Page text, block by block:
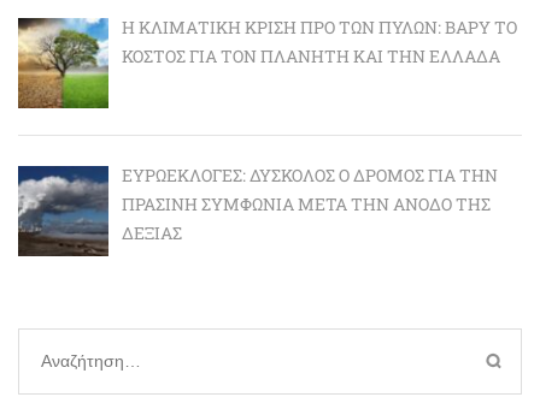
Η ΚΛΙΜΑΤΙΚΉ ΚΡΊΣΗ ΠΡΟ ΤΩΝ ΠΥΛΏΝ: BΑΡΎ ΤΟ
ΚΌΣΤΟΣ ΓΙΑ ΤΟΝ ΠΛΑΝΉΤΗ ΚΑΙ ΤΗΝ ΕΛΛΆΔΑ
ΕΥΡΩΕΚΛΟΓΈΣ: ΔΎΣΚΟΛΟΣ Ο ΔΡΌΜΟΣ ΓΙΑ ΤΗΝ
ΠΡΆΣΙΝΗ ΣΥΜΦΩΝΊΑ ΜΕΤΆ ΤΗΝ ΆΝΟΔΟ ΤΗΣ
ΔΕΞΙΆΣ
Αναζήτηση
για: